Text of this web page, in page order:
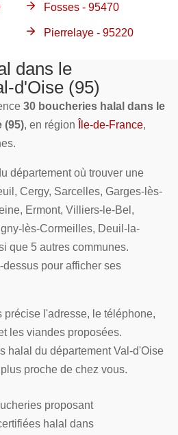
Fosses - 95470
Pierrelaye - 95220
dans le
d'Oise (95)
30 boucheries halal dans le
(95), en région Île-de-France,
département où trouver une
Cergy, Sarcelles, Garges-lès-
Ermont, Villiers-le-Bel,
lès-Cormeilles, Deuil-la-
que 5 autres communes.
pour afficher ses
précise l'adresse, le téléphone,
les viandes proposées.
halal du département Val-d'Oise
proche de chez vous.
proposant
halal dans